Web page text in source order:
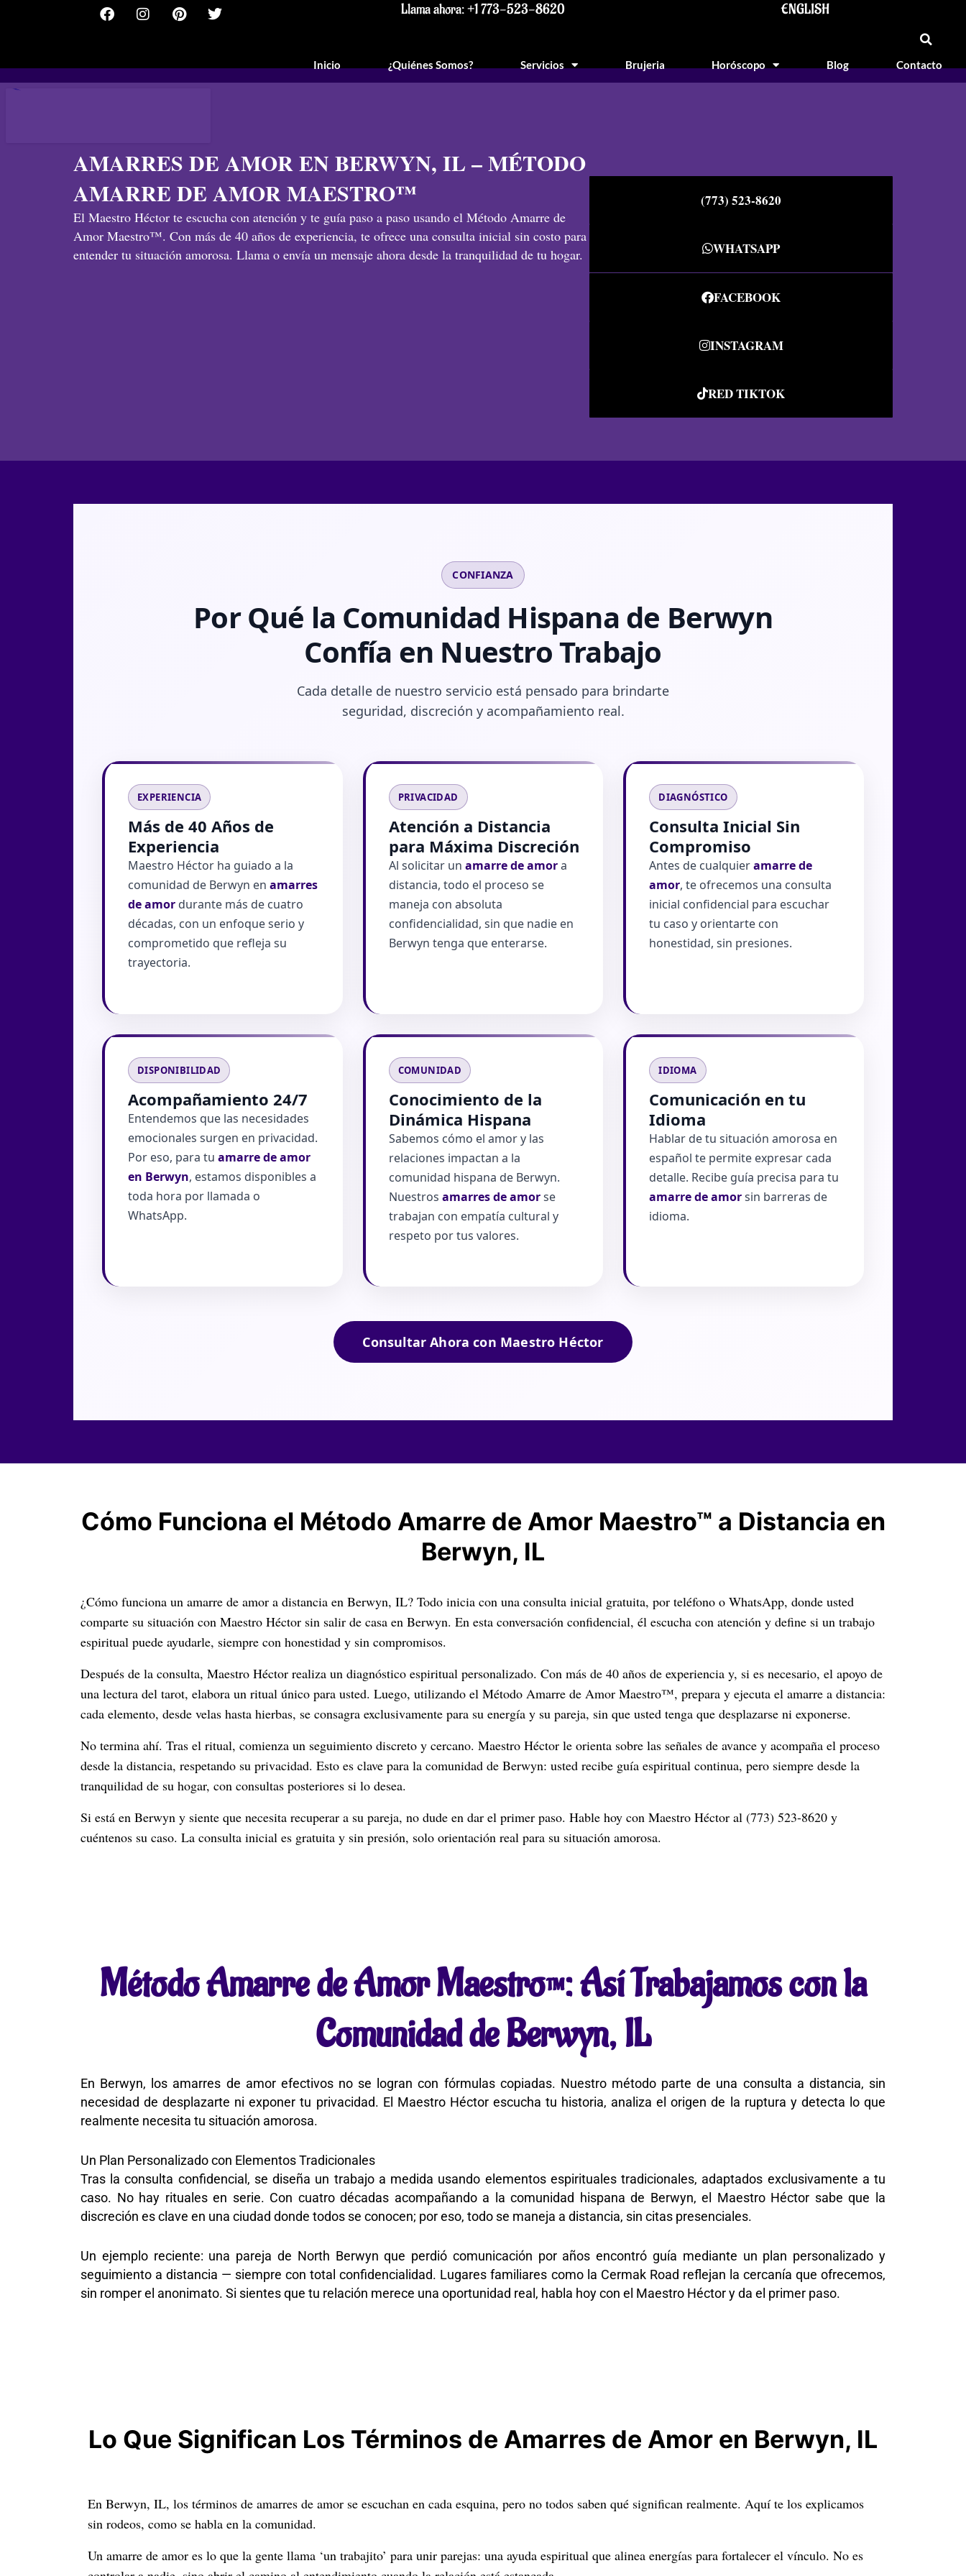
F
a
b
o
I
n
a
g
P
i
e
r
T
w
t
e
Llama ahora: +1 773-523-8620 ENGLISH
Inicio ¿Quiénes Somos? Servicios Brujeria Horóscopo Blog Contacto
AMARRES DE AMOR EN BERWYN, IL – MÉTODO
AMARRE DE AMOR MAESTRO™
El Maestro Héctor te escucha con atención y te guía paso a paso usando el Método Amarre de
Amor Maestro™. Con más de 40 años de experiencia, te ofrece una consulta inicial sin costo para
entender tu situación amorosa. Llama o envía un mensaje ahora desde la tranquilidad de tu hogar.
(773) 523-8620
WHATSAPP
FACEBOOK
INSTAGRAM
RED TIKTOK
CONFIANZA
Por Qué la Comunidad Hispana de Berwyn
Confía en Nuestro Trabajo
Cada detalle de nuestro servicio está pensado para brindarte
seguridad, discreción y acompañamiento real.
EXPERIENCIA
Más de 40 Años de
Experiencia
Maestro Héctor ha guiado a la
comunidad de Berwyn en amarres
de amor durante más de cuatro
décadas, con un enfoque serio y
comprometido que refleja su
trayectoria.
PRIVACIDAD
Atención a Distancia
para Máxima Discreción
Al solicitar un amarre de amora
distancia, todo el proceso se
maneja con absoluta
confidencialidad, sin que nadie en
Berwyn tenga que enterarse.
DIAGNÓSTICO
Consulta Inicial Sin
Compromiso
Antes de cualquieramarre de
amor, te ofrecemos una consulta
inicial confidencial para escuchar
tu caso y orientarte con
honestidad, sin presiones.
DISPONIBILIDAD
Acompañamiento 24/7
Entendemos que las necesidades
emocionales surgen en privacidad.
Por eso, para tu amarre de amor
en Berwyn, estamos disponibles a
toda hora por llamada o
WhatsApp.
COMUNIDAD
Conocimiento de la
Dinámica Hispana
Sabemos cómo el amor y las
relaciones impactan a la
comunidad hispana de Berwyn.
Nuestros amarres de amorse
trabajan con empatía cultural y
respeto por tus valores.
IDIOMA
Comunicación en tu
Idioma
Hablar de tu situación amorosa en
español te permite expresar cada
detalle. Recibe guía precisa para tu
amarre de amorsin barreras de
idioma.
Consultar Ahora con Maestro Héctor
Cómo Funciona el Método Amarre de Amor Maestro™ a Distancia en
Berwyn, IL
¿Cómo funciona un amarre de amor a distancia en Berwyn, IL? Todo inicia con una consulta inicial gratuita, por teléfono o WhatsApp, donde usted
comparte su situación con Maestro Héctor sin salir de casa en Berwyn. En esta conversación confidencial, él escucha con atención y define si un trabajo
espiritual puede ayudarle, siempre con honestidad y sin compromisos.
Después de la consulta, Maestro Héctor realiza un diagnóstico espiritual personalizado. Con más de 40 años de experiencia y, si es necesario, el apoyo de
una lectura del tarot, elabora un ritual único para usted. Luego, utilizando el Método Amarre de Amor Maestro™, prepara y ejecuta el amarre a distancia:
cada elemento, desde velas hasta hierbas, se consagra exclusivamente para su energía y su pareja, sin que usted tenga que desplazarse ni exponerse.
No termina ahí. Tras el ritual, comienza un seguimiento discreto y cercano. Maestro Héctor le orienta sobre las señales de avance y acompaña el proceso
desde la distancia, respetando su privacidad. Esto es clave para la comunidad de Berwyn: usted recibe guía espiritual continua, pero siempre desde la
tranquilidad de su hogar, con consultas posteriores si lo desea.
Si está en Berwyn y siente que necesita recuperar a su pareja, no dude en dar el primer paso. Hable hoy con Maestro Héctor al (773) 523-8620 y
cuéntenos su caso. La consulta inicial es gratuita y sin presión, solo orientación real para su situación amorosa.
Método Amarre de Amor Maestro™: Así Trabajamos con la
Comunidad de Berwyn, IL
En Berwyn, los amarres de amor efectivos no se logran con fórmulas copiadas. Nuestro método parte de una consulta a distancia, sin
necesidad de desplazarte ni exponer tu privacidad. El Maestro Héctor escucha tu historia, analiza el origen de la ruptura y detecta lo que
realmente necesita tu situación amorosa.
Un Plan Personalizado con Elementos Tradicionales
Tras la consulta confidencial, se diseña un trabajo a medida usando elementos espirituales tradicionales, adaptados exclusivamente a tu
caso. No hay rituales en serie. Con cuatro décadas acompañando a la comunidad hispana de Berwyn, el Maestro Héctor sabe que la
discreción es clave en una ciudad donde todos se conocen; por eso, todo se maneja a distancia, sin citas presenciales.
Un ejemplo reciente: una pareja de North Berwyn que perdió comunicación por años encontró guía mediante un plan personalizado y
seguimiento a distancia — siempre con total confidencialidad. Lugares familiares como la Cermak Road reflejan la cercanía que ofrecemos,
sin romper el anonimato. Si sientes que tu relación merece una oportunidad real, habla hoy con el Maestro Héctor y da el primer paso.
Lo Que Significan Los Términos de Amarres de Amor en Berwyn, IL
En Berwyn, IL, los términos de amarres de amor se escuchan en cada esquina, pero no todos saben qué significan realmente. Aquí te los explicamos
sin rodeos, como se habla en la comunidad.
Un amarre de amor es lo que la gente llama ‘un trabajito’ para unir parejas: una ayuda espiritual que alinea energías para fortalecer el vínculo. No es